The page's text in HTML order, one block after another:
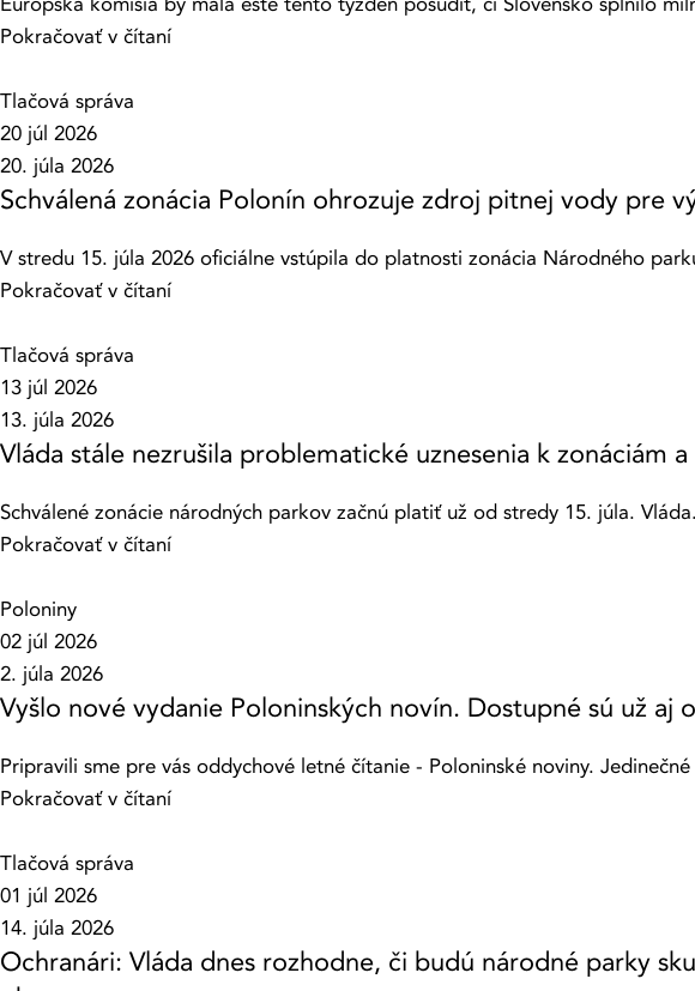
Pokračovať v čítaní
Tlačová správa
20 júl 2026
20. júla 2026
Schválená zonácia Polonín ohrozuje zdroj pitnej vody pre
V stredu 15. júla 2026 oficiálne vstúpila do platnosti zonácia Národného
Pokračovať v čítaní
Tlačová správa
13 júl 2026
13. júla 2026
Vláda stále nezrušila problematické uznesenia k zonáciám
Schválené zonácie národných parkov začnú platiť už od stredy 15. júla.
Pokračovať v čítaní
Poloniny
02 júl 2026
2. júla 2026
Vyšlo nové vydanie Poloninských novín. Dostupné sú už aj
Pripravili sme pre vás oddychové letné čítanie - Poloninské noviny.
Pokračovať v čítaní
Tlačová správa
01 júl 2026
14. júla 2026
Ochranári: Vláda dnes rozhodne, či budú národné parky